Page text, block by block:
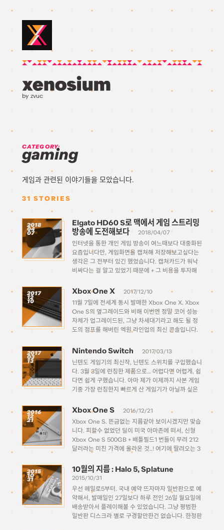
by zvuc
CATEGORY:
gaming
게임과 관련된 이야기들을 모았습니다.
31 STORIES
2018
04
07
Elgato HD60 S로 맥에서 게임 스트리밍
방송에 도전해보다
2018/04/07
인터넷을 통한 개인 게임 방송이 여느때보다 대중화된
요즘입니다만, 게임화면을 캡쳐해 저장해보고싶다는
생각은 그 전부터 있긴 했었습니다. 캡쳐카드가 워낙
비싸다는 걸 알고 있었기 때문에 + 그 비용을 투자해
아서 이제까지 별 생각을 안 하고 […]
2017
12
10
Xbox One X
2017/12/10
11월 7일에 전세계 동시 발매한 Xbox One X. Xbox
One S의 옆그레이드와 비해 이번엔 정말 코어 성능
자체가 업그레이드된, 그냥 차세대기라고 해도 될 정
도의 점프를 해버린 엑원 라인업의 최신 콘솔입니다.
래는 예약주문을 해서 발매일에 […]
2017
03
13
Nintendo Switch
2017/03/13
닌텐도 게임기의 최신작, 닌텐도 스위치를 구입했습니
다. 3월 3일에 런칭한 제품으로… 어렵다면 어렵게, 쉽
다면 쉽게 구했습니다. 아마 제가 이제까지 사본 게임
기중 가장 런칭한지 빠르게 산 게임기가 아닐까 싶은
게 구하거나 했었습니다) 사실 원래는 여름에 스플래
2016
12
21
Xbox One S
2016/12/21
Xbox One S. 뜬금없는 지름같아 보이시겠지만 맞습
니다. 피할수 없었던 딜이 미국 아마존에 떠서, 신형
Xbox One S 500GB + 배틀필드1 번들이 무려 212
달러라는 미친 가격에 올라온 것..! 여기에 딸려오는 3
실제 발송은 안되는 제품이고, 본체만 […]
2015
10
31
10월의 지름 : Halo 5, Splatune
2015/10/31
우선 헤일로5부터. 국내 예약 뜨자마자 일반판으로 예
약해서, 발매일인 27일보다 하루 전인 26일 월요일에
배송받아서 플레이해볼 수 있었습니다. 그냥 평범한
일반판 디스크라 별로 구경할만한건 없습니다. 한정판